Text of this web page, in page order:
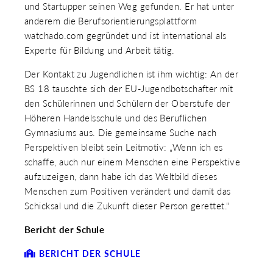
und Startupper seinen Weg gefunden. Er hat unter
anderem die Berufsorientierungsplattform
watchado.com gegründet und ist international als
Experte für Bildung und Arbeit tätig.
Der Kontakt zu Jugendlichen ist ihm wichtig: An der
BS 18 tauschte sich der EU-Jugendbotschafter mit
den Schülerinnen und Schülern der Oberstufe der
Höheren Handelsschule und des Beruflichen
Gymnasiums aus. Die gemeinsame Suche nach
Perspektiven bleibt sein Leitmotiv: „Wenn ich es
schaffe, auch nur einem Menschen eine Perspektive
aufzuzeigen, dann habe ich das Weltbild dieses
Menschen zum Positiven verändert und damit das
Schicksal und die Zukunft dieser Person gerettet.“
Bericht der Schule
BERICHT DER SCHULE